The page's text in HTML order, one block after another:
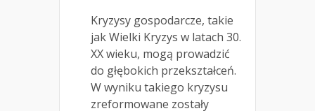
Kryzysy gospodarcze, takie
jak Wielki Kryzys w latach 30.
XX wieku, mogą prowadzić
do głębokich przekształceń.
W wyniku takiego kryzysu
zreformowane zostały